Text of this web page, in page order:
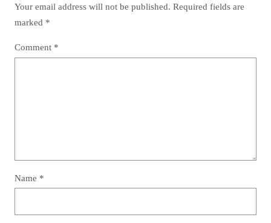
Your email address will not be published. Required fields are
marked *
Comment *
Name *